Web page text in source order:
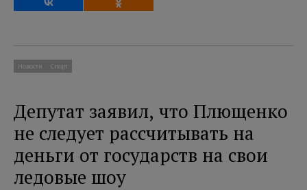
Новости Спорт
Депутат заявил, что Плющенко
не следует рассчитывать на
деньги от государств на свои
ледовые шоу